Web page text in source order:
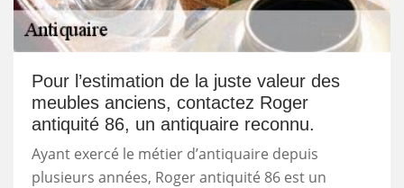
Pour l’estimation de la juste valeur des
meubles anciens, contactez Roger
antiquité 86, un antiquaire reconnu.
Ayant exercé le métier d’antiquaire depuis
plusieurs années, Roger antiquité 86 est un